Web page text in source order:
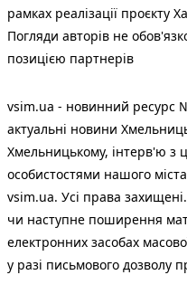
рамках реалізації проєкту
Погляди авторів не
позицією партнерів
vsim.ua - новинний ресурс
актуальні новини
Хмельницькому, інтерв'ю з
особистостями нашого
vsim.ua. Усі права
чи наступне поширення
електронних засобах
у разі письмового дозволу